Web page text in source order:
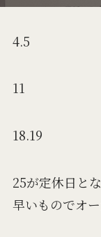
4.5
11
18.19
25が定休日とな
早いものでオ